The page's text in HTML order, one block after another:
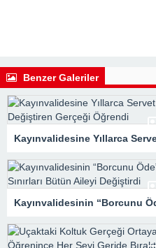
Benzer Galeriler